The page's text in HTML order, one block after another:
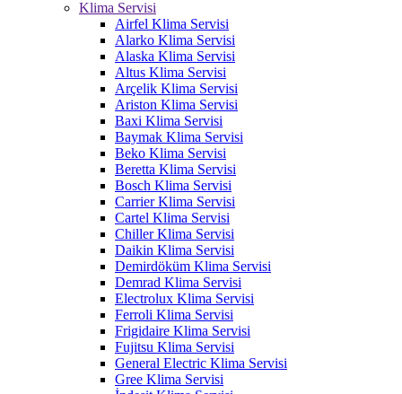
Klima Servisi
Airfel Klima Servisi
Alarko Klima Servisi
Alaska Klima Servisi
Altus Klima Servisi
Arçelik Klima Servisi
Ariston Klima Servisi
Baxi Klima Servisi
Baymak Klima Servisi
Beko Klima Servisi
Beretta Klima Servisi
Bosch Klima Servisi
Carrier Klima Servisi
Cartel Klima Servisi
Chiller Klima Servisi
Daikin Klima Servisi
Demirdöküm Klima Servisi
Demrad Klima Servisi
Electrolux Klima Servisi
Ferroli Klima Servisi
Frigidaire Klima Servisi
Fujitsu Klima Servisi
General Electric Klima Servisi
Gree Klima Servisi